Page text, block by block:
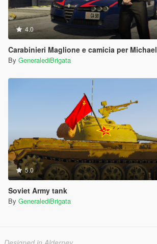
4.0
Carabinieri Maglione e camicia per Michael
By GeneralediBrigata
5.0
Soviet Army tank
By GeneralediBrigata